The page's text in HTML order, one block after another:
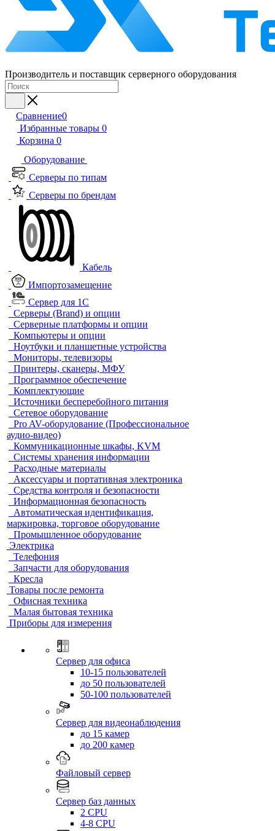
Производитель и поставщик серверного оборудования
Сравнение0
Избранные товары 0
Корзина 0
Оборудование
Серверы по типам
Серверы по брендам
Кабель
Импортозамещение
Сервер для 1С
Серверы (Brand) и опции
Серверные платформы и опции
Компьютеры и опции
Ноутбуки и планшетные устройства
Мониторы, телевизоры
Принтеры, сканеры, МФУ
Программное обеспечение
Комплектующие
Источники бесперебойного питания
Сетевое оборудование
Pro AV-оборудование (Профессиональное
аудио-видео)
Коммуникационные шкафы, KVM
Системы хранения информации
Расходные материалы
Аксессуары и портативная электроника
Средства контроля и безопасности
Информационная безопасность
Автоматическая идентификация,
маркировка, торговое оборудование
Промышленное оборудование
Электрика
Телефония
Запчасти для оборудования
Кресла
Товары после ремонта
Офисная техника
Малая бытовая техника
Приборы для измерения
Сервер для офиса
10-15 пользователей
до 50 пользователей
50-100 пользователей
Сервер для видеонаблюдения
до 15 камер
до 200 камер
Файловый сервер
Сервер баз данных
2 CPU
4-8 CPU